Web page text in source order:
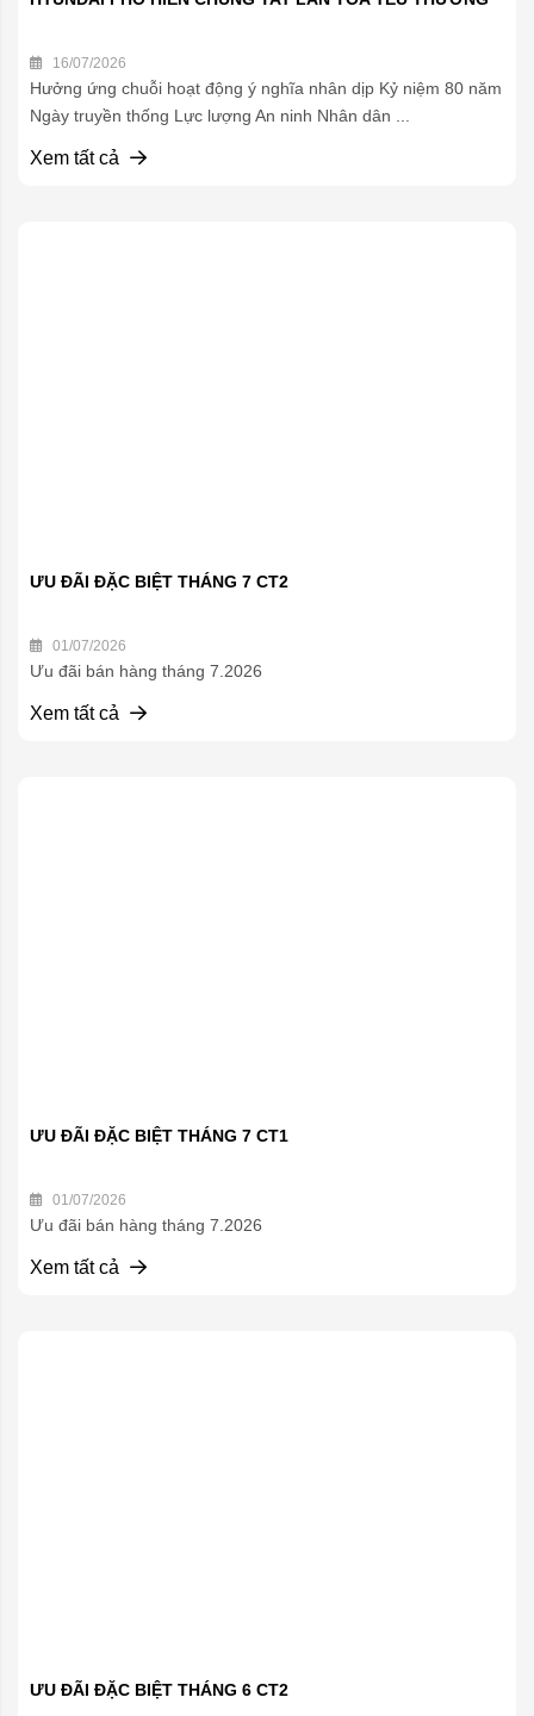
16/07/2026
Hưởng ứng chuỗi hoạt động ý nghĩa nhân dịp Kỷ niệm 80 năm
Ngày truyền thống Lực lượng An ninh Nhân dân ...
Xem tất cả
ƯU ĐÃI ĐẶC BIỆT THÁNG 7 CT2
01/07/2026
Ưu đãi bán hàng tháng 7.2026
Xem tất cả
ƯU ĐÃI ĐẶC BIỆT THÁNG 7 CT1
01/07/2026
Ưu đãi bán hàng tháng 7.2026
Xem tất cả
ƯU ĐÃI ĐẶC BIỆT THÁNG 6 CT2